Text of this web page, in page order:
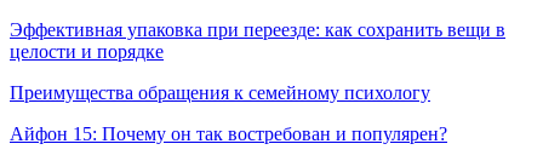
Эффективная упаковка при переезде: как сохранить вещи в
целости и порядке
Преимущества обращения к семейному психологу
Айфон 15: Почему он так востребован и популярен?